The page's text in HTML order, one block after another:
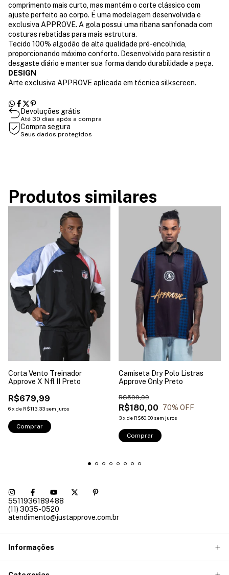
comprimento mais curto, mas mantém o corte clássico com
ajuste perfeito ao corpo. É uma modelagem desenvolvida e
exclusiva APPROVE. A gola possui uma ribana sanfonada com
costuras rebatidas para mais estrutura.
Tecido 100% algodão de alta qualidade pré-encolhida,
proporcionando máximo conforto. Desenvolvido para resistir o
desgaste diário e manter sua forma dando durabilidade a peça.
DESIGN
Arte exclusiva APPROVE aplicada em técnica silkscreen.
Devoluções grátis
Até 30 dias após a compra
Compra segura
Seus dados protegidos
Produtos similares
Corta Vento Treinador
Approve X Nfl II Preto
R$679,99
6x de R$113,33 sem juros
Comprar
Camiseta Dry Polo Listras
Approve Only Preto
R$180,00
R$599,99
70% OFF
3x de R$60,00 sem juros
Comprar
5511936189488
(11) 3035-0520
atendimento@justapprove.com.br
Informações